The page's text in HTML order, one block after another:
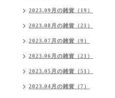
2023.09月の雑貨（19）
2023.08月の雑貨（21）
2023.07月の雑貨（9）
2023.06月の雑貨（21）
2023.05月の雑貨（51）
2023.04月の雑貨（7）